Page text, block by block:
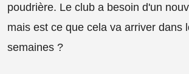
poudrière. Le club a besoin d'un
mais est ce que cela va arriver dans
semaines ?